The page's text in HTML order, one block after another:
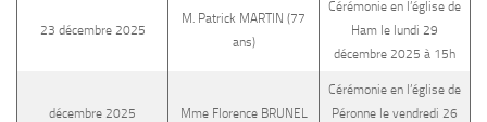
23 décembre 2025
M. Patrick MARTIN (77
ans)
Cérémonie en l’église de
Ham le lundi 29
décembre 2025 à 15h
décembre 2025 Mme Florence BRUNEL
Cérémonie en l’église de
Péronne le vendredi 26